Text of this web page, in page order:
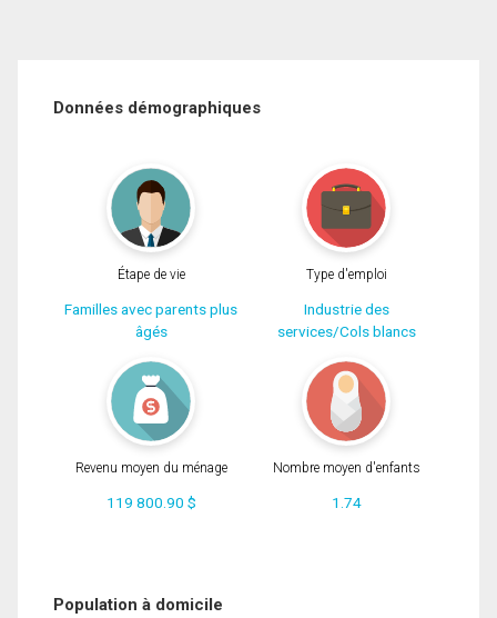
Données démographiques
Étape de vie
Familles avec parents plus
âgés
Type d'emploi
Industrie des
services/Cols blancs
Revenu moyen du ménage
119 800.90 $
Nombre moyen d'enfants
1.74
Population à domicile